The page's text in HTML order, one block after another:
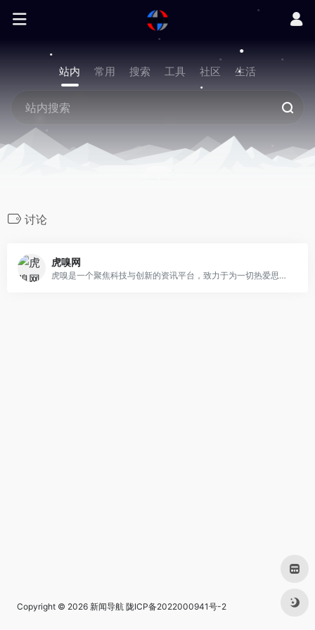
站内 常用 搜索 工具 社区 生活
讨论
虎嗅网
虎嗅是一个聚焦科技与创新的资讯平台，致力于为一切热爱思考与发现的用户，提供有效率的信息服务。内容包含前沿科技、汽车、消费、商业、医疗、健康、社会文化、金融财经、出海、国际热点、游戏、娱乐、3C数码、书影音等
Copyright © 2026 新闻导航 陇ICP备2022000941号-2